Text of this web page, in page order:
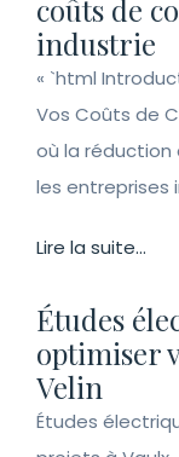
coûts de
industrie
« `html
Vos Coûts de
où la
les entreprises
Lire la suite...
Études
optimiser
Velin
Études